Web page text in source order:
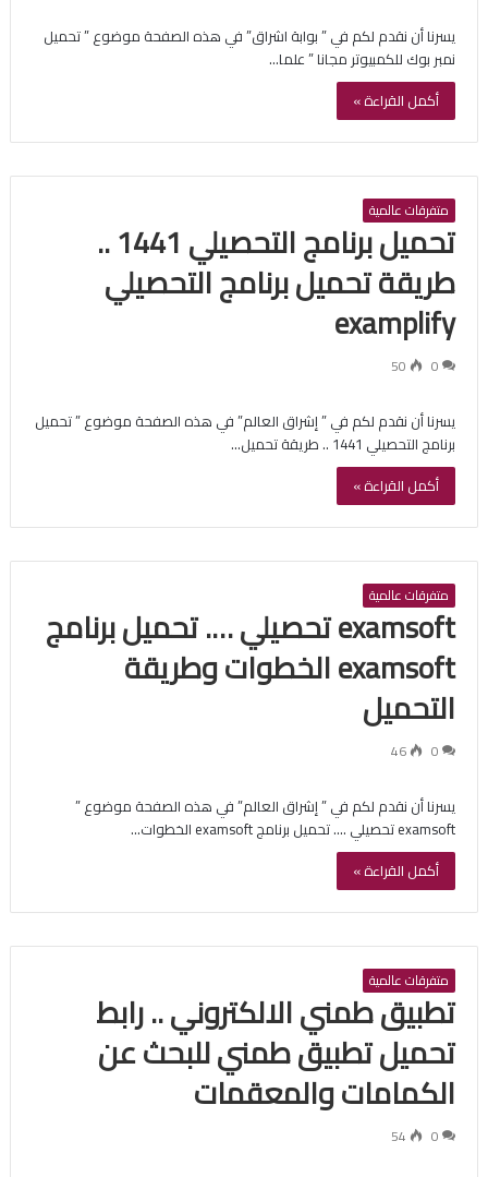
يسرنا أن نقدم لكم في ” بوابة اشراق” في هذه الصفحة موضوع ” تحميل
نمبر بوك للكمبيوتر مجانا ” علما…
أكمل القراءة »
متفرقات عالمية
تحميل برنامج التحصيلي 1441 ..
طريقة تحميل برنامج التحصيلي
examplify
0
50
يسرنا أن نقدم لكم في ” إشراق العالم” في هذه الصفحة موضوع ” تحميل
برنامج التحصيلي 1441 .. طريقة تحميل…
أكمل القراءة »
متفرقات عالمية
examsoft تحصيلي …. تحميل برنامج
examsoft الخطوات وطريقة
التحميل
0
46
يسرنا أن نقدم لكم في ” إشراق العالم” في هذه الصفحة موضوع ”
examsoft تحصيلي …. تحميل برنامج examsoft الخطوات…
أكمل القراءة »
متفرقات عالمية
تطبيق طمني الالكتروني .. رابط
تحميل تطبيق طمني للبحث عن
الكمامات والمعقمات
0
54